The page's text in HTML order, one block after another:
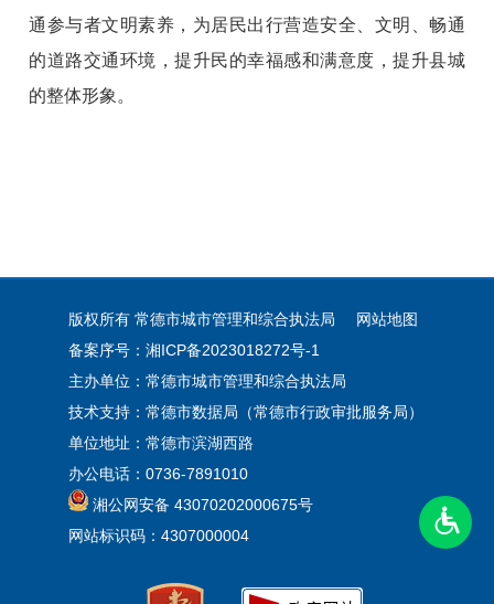
通参与者文明素养，为居民出行营造安全、文明、畅通
的道路交通环境，提升民的幸福感和满意度，提升县城
的整体形象。
版权所有 常德市城市管理和综合执法局
网站地图
备案序号：湘ICP备2023018272号-1
主办单位：常德市城市管理和综合执法局
技术支持：常德市数据局（常德市行政审批服务局）
单位地址：常德市滨湖西路
办公电话：0736-7891010
湘公网安备 43070202000675号
网站标识码：4307000004